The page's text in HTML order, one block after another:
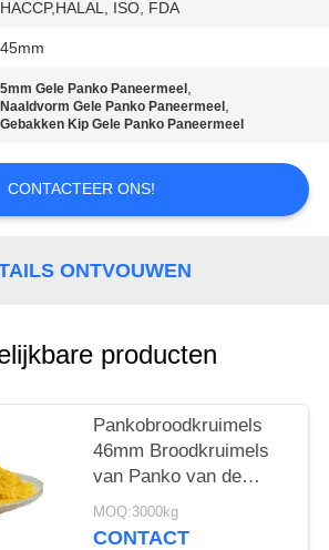
HACCP,HALAL, ISO, FDA
45mm
5mm Gele Panko Paneermeel ,
Naaldvorm Gele Panko Paneermeel ,
Gebakken Kip Gele Panko Paneermeel
CONTACTEER ONS!
ONTVOUWEN
producten
Pankobroodkruimels
46mm Broodkruimels
van Panko van de
Naaldvorm Gele
MOQ:3000kg
CONTACT